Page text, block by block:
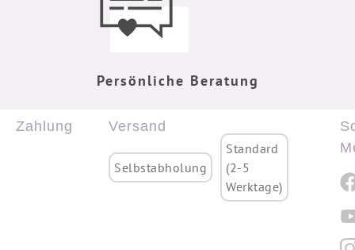
Persönliche Beratung
Zahlung Versand
Selbstabholung
Standard
(2-5
Werktage)